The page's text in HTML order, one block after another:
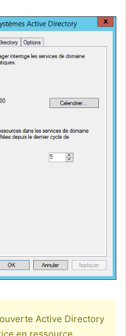
Active Directory